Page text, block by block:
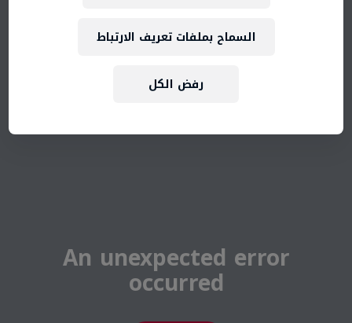
An unexpected error
occurred
رفض الكل
السماح بملفات تعريف الارتباط